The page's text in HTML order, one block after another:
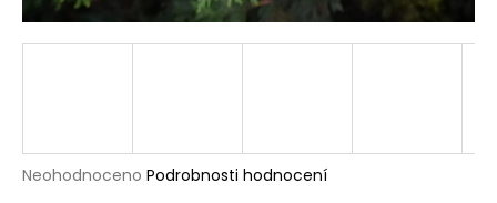
Průměrné
Neohodnoceno Podrobnosti hodnocení
a
j
?